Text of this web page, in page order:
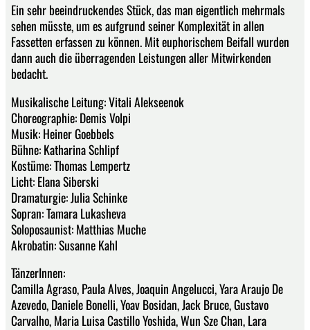
Ein sehr beeindruckendes Stück, das man eigentlich mehrmals
sehen müsste, um es aufgrund seiner Komplexität in allen
Fassetten erfassen zu können. Mit euphorischem Beifall wurden
dann auch die überragenden Leistungen aller Mitwirkenden
bedacht.
Musikalische Leitung: Vitali Alekseenok
Choreographie: Demis Volpi
Musik: Heiner Goebbels
Bühne: Katharina Schlipf
Kostüme: Thomas Lempertz
Licht: Elana Siberski
Dramaturgie: Julia Schinke
Sopran: Tamara Lukasheva
Soloposaunist: Matthias Muche
Akrobatin: Susanne Kahl
TänzerInnen:
Camilla Agraso, Paula Alves, Joaquin Angelucci, Yara Araujo De
Azevedo, Daniele Bonelli, Yoav Bosidan, Jack Bruce, Gustavo
Carvalho, Maria Luisa Castillo Yoshida, Wun Sze Chan, Lara